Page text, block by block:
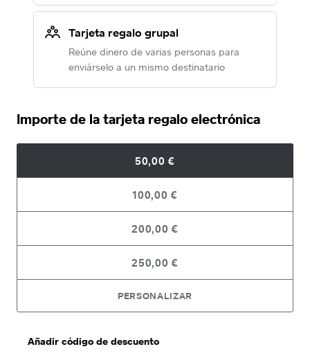
Tarjeta regalo grupal
Reúne dinero de varias personas para
enviárselo a un mismo destinatario
Importe de la tarjeta regalo electrónica
50,00 €
100,00 €
200,00 €
250,00 €
PERSONALIZAR
Añadir código de descuento